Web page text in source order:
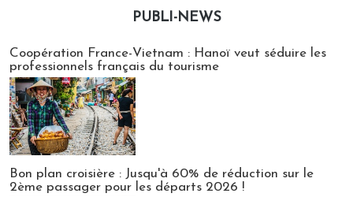
PUBLI-NEWS
Coopération France-Vietnam : Hanoï veut séduire les
professionnels français du tourisme
Bon plan croisière : Jusqu'à 60% de réduction sur le
2ème passager pour les départs 2026 !